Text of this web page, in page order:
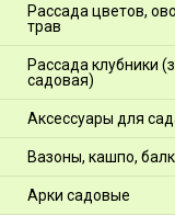
Рассада цветов,
трав
Рассада клубники
садовая)
Аксессуары для
Вазоны, кашпо,
Арки садовые